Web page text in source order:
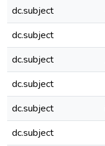
dc.subject
dc.subject
dc.subject
dc.subject
dc.subject
dc.subject